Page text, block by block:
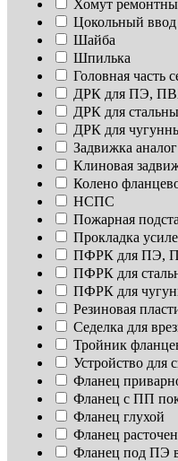
Хомут
Цокольный
Шайба
Шпилька
Головная часть
ДРК для ПЭ,
ДРК для
ДРК для
Задвижка
Клиновая
Колено
НСПС
Пожарная
Прокладка
ПФРК для ПЭ,
ПФРК для
ПФРК для
Резиновая
Седелка для
Тройник
Устройство для
Фланец
Фланец с ПП
Фланец глухой
Фланец
Фланец под ПЭ